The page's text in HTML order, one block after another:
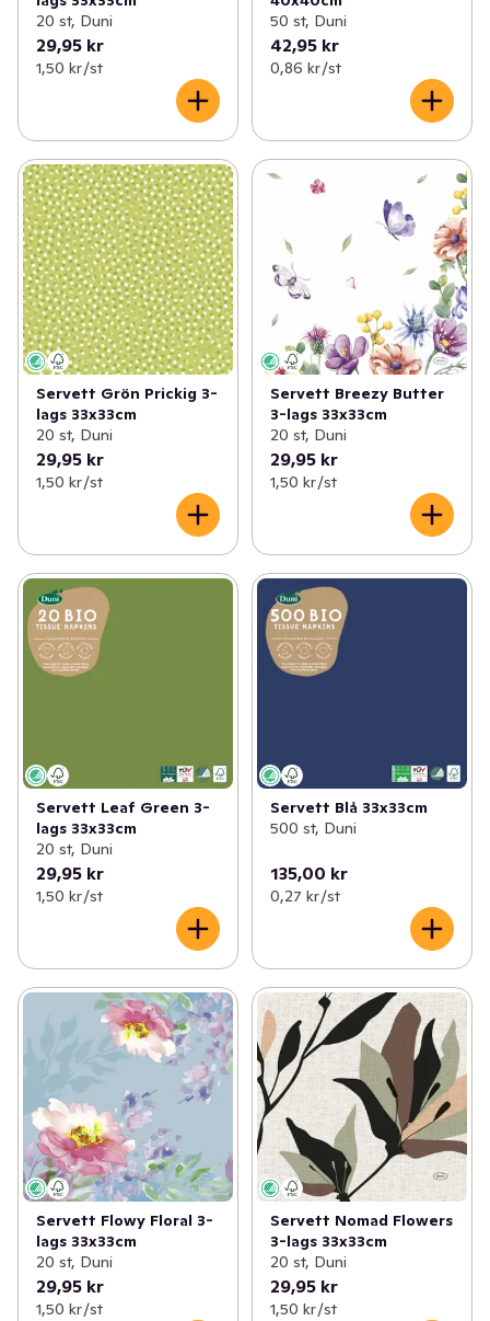
20 st, Duni
29,95 kr
1,50 kr /st
50 st, Duni
42,95 kr
0,86 kr /st
Servett Grön Prickig 3-
lags 33x33cm
20 st, Duni
29,95 kr
1,50 kr /st
Servett Breezy Butter
3-lags 33x33cm
20 st, Duni
29,95 kr
1,50 kr /st
Servett Leaf Green 3-
lags 33x33cm
20 st, Duni
29,95 kr
1,50 kr /st
Servett Blå 33x33cm
500 st, Duni
135,00 kr
0,27 kr /st
Servett Flowy Floral 3-
lags 33x33cm
20 st, Duni
29,95 kr
1,50 kr /st
Servett Nomad Flowers
3-lags 33x33cm
20 st, Duni
29,95 kr
1,50 kr /st